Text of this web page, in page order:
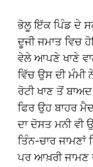
ਭੋਲੂ ਇੱਕ ਪਿੰਡ ਦੇ
ਦੂਜੀ ਜਮਾਤ ਵਿਚ
ਵੇਲੇ ਆਪਣੇ ਖਾਣੇ
ਵਿੱਚ ਉਸ ਦੀ ਮੰਮੀ
ਰੋਟੀ ਖਾਣ ਤੋਂ
ਫਿਰ ਉਹ ਬਾਹਰ
ਦਾ ਦੋਸਤ ਮਨੀ ਵੀ
ਤਿੰਨ-ਚਾਰ
ਪਰ ਆਖ਼ਰੀ ਜਾਮਣ